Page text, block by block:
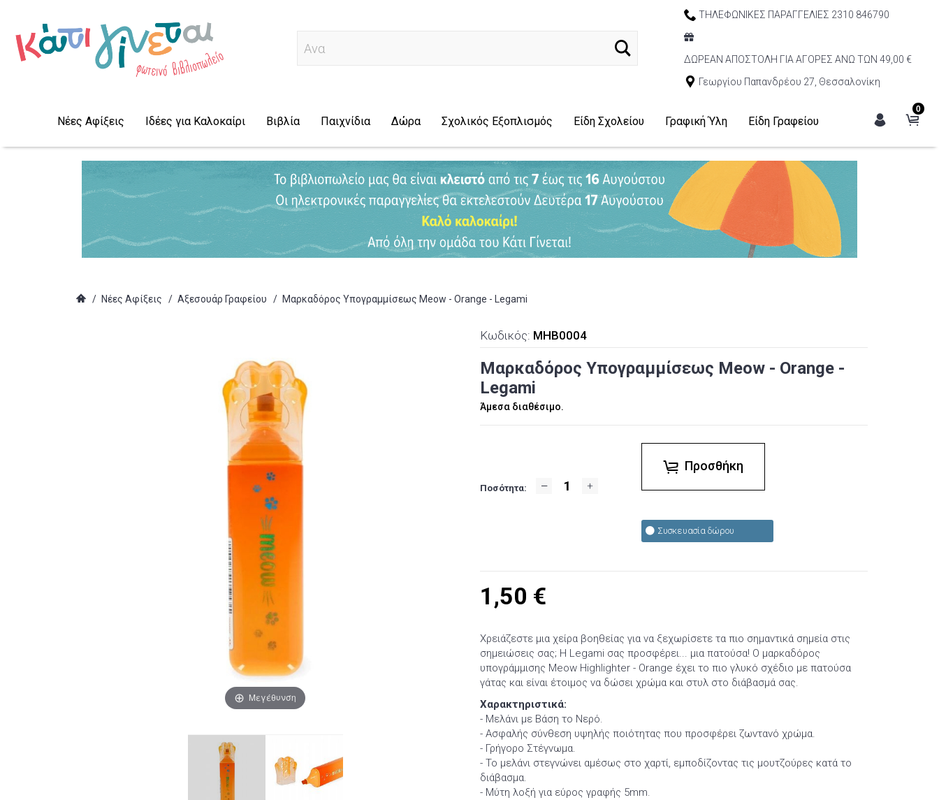
Αναζήτηση...
ΤΗΛΕΦΩΝΙΚΕΣ ΠΑΡΑΓΓΕΛΙΕΣ 2310 846790
ΔΩΡΕΑΝ ΑΠΟΣΤΟΛΗ ΓΙΑ ΑΓΟΡΕΣ ΑΝΩ ΤΩΝ 49,00 €
Γεωργίου Παπανδρέου 27, Θεσσαλονίκη
0
Νέες Αφίξεις Ιδέες για Καλοκαίρι Βιβλία Παιχνίδια Δώρα Σχολικός Εξοπλισμός Είδη Σχολείου Γραφική Ύλη Είδη Γραφείου
/ Νέες Αφίξεις / Αξεσουάρ Γραφείου / Μαρκαδόρος Υπογραμμίσεως Meow - Orange - Legami
Μεγέθυνση
Κωδικός: MHB0004
Μαρκαδόρος Υπογραμμίσεως Meow - Orange -
Legami
Άμεσα διαθέσιμο.
Ποσότητα:
Προσθήκη
Συσκευασία δώρου
1,50 €
Χρειάζεστε μια χείρα βοηθείας για να ξεχωρίσετε τα πιο σημαντικά σημεία στις
σημειώσεις σας; Η Legami σας προσφέρει... μια πατούσα! Ο μαρκαδόρος
υπογράμμισης Meow Highlighter - Orange έχει το πιο γλυκό σχέδιο με πατούσα
γάτας και είναι έτοιμος να δώσει χρώμα και στυλ στο διάβασμά σας.
Χαρακτηριστικά:
- Μελάνι με Βάση το Νερό.
- Ασφαλής σύνθεση υψηλής ποιότητας που προσφέρει ζωντανό χρώμα.
- Γρήγορο Στέγνωμα.
- Το μελάνι στεγνώνει αμέσως στο χαρτί, εμποδίζοντας τις μουτζούρες κατά το
διάβασμα.
- Μύτη λοξή για εύρος γραφής 5mm.